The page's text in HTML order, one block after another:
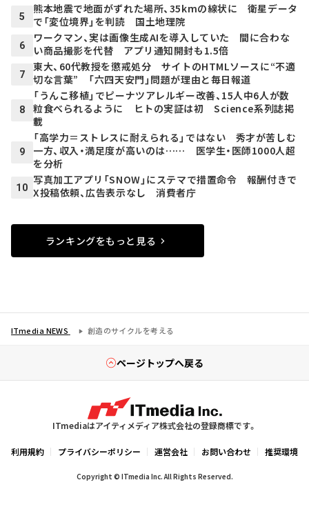
5
熊本地震で地面がずれた場所、35kmの線状に 衛星データ
で「変位境界」を判読 国土地理院
6
ワークマン、実は画像生成AIを導入していた 間に合わな
い商品撮影を代替 アプリ通知開封も1.5倍
7
東大、60代教授を懲戒処分 サイトのHTMLソースに“不適
切な言葉” 「六四天安門」問題が理由と毎日報道
8
「うんこ移植」でピーナツアレルギー改善、15人中6人が数
粒食べられるように ヒトの実証は初 Science系列誌掲
載
9
「高学力＝ストレスに耐えられる」ではない 秀才が苦しむ
一方、収入・満足度が高いのは…… 医学生・医師1000人超
を分析
10
写真加工アプリ「SNOW」にステマで措置命令 報酬付きで
X投稿依頼、広告表示なし 消費者庁
ランキングをもっと見る
ITmedia NEWS 創造のサイクルを考える
ページトップへ戻る
ITmediaはアイティメディア株式会社の登録商標です。
利用規約 プライバシーポリシー 運営会社 お問い合わせ 推奨環境
Copyright © ITmedia Inc. All Rights Reserved.